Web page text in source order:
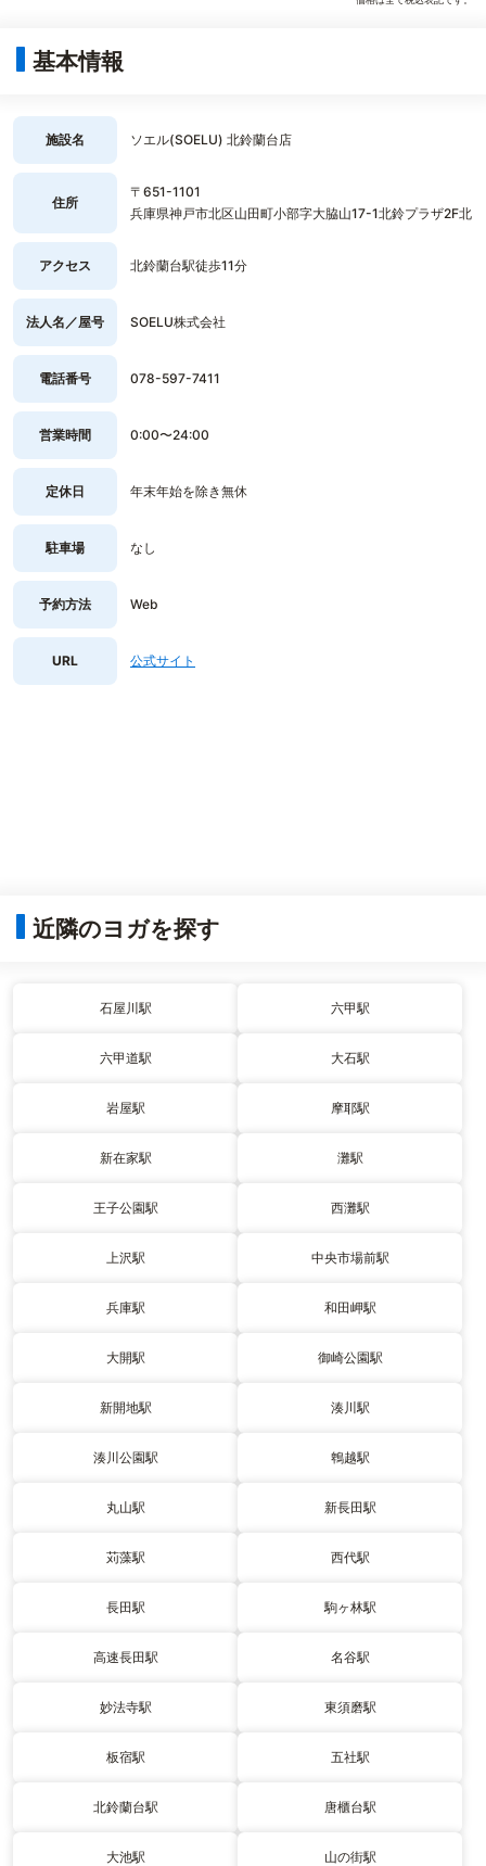
基本情報
施設名 ソエル(SOELU) 北鈴蘭台店
住所
〒651-1101
兵庫県神戸市北区山田町小部字大脇山17-1北鈴プラザ2F北
アクセス 北鈴蘭台駅徒歩11分
法人名／屋号 SOELU株式会社
電話番号 078-597-7411
営業時間 0:00〜24:00
定休日 年末年始を除き無休
駐車場 なし
予約方法 Web
URL 公式サイト
近隣のヨガを探す
石屋川駅 六甲駅
六甲道駅 大石駅
岩屋駅 摩耶駅
新在家駅 灘駅
王子公園駅 西灘駅
上沢駅 中央市場前駅
兵庫駅 和田岬駅
大開駅 御崎公園駅
新開地駅 湊川駅
湊川公園駅 鵯越駅
丸山駅 新長田駅
苅藻駅 西代駅
長田駅 駒ヶ林駅
高速長田駅 名谷駅
妙法寺駅 東須磨駅
板宿駅 五社駅
北鈴蘭台駅 唐櫃台駅
大池駅 山の街駅